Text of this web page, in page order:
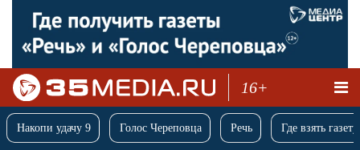
16+
Накопи удачу 9 Голос Череповца Речь Где взять